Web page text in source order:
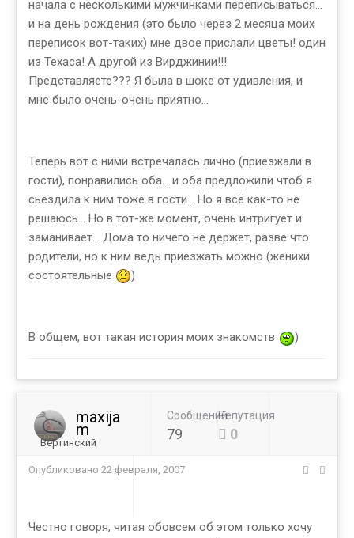
начала с несколькими мужчинками переписываться...
и на день рождения (это было через 2 месяца моих
переписок вот-таких) мне двое прислали цветы! один
из Техаса! А другой из Вирджинии!!!
Представляете??? Я была в шоке от удивления, и
мне было очень-очень приятно...
Теперь вот с ними встречалась лично (приезжали в
гости), понравились оба... и оба предложили чтоб я
сьездила к ним тоже в гости... Но я всё как-то не
решаюсь... Но в тот-же момент, очень интригует и
заманивает... Дома то ничего не держет, разве что
родители, но к ним ведь приезжать можно (женихи
состоятельные
)
В общем, вот такая история моих знакомств )
maxija
m
Вертинский
Сообщений
79
Репутация
0
Опубликовано 22 февраля, 2007
Честно говоря, читая обовсем об этом только хочу